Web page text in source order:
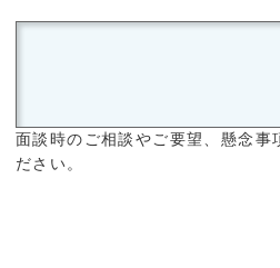
面談時のご相談やご要望、懸念事
ださい。